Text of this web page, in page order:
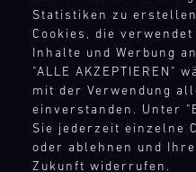
zu
reagieren.
Unser
ganze
Jahr
aufgebaut,
um
überall
auf
der
Welt
flexibel
auf
Bild
Mit
unseren
Ersatzteil-
LKWs
haben
wir
eine
12.08.
13.08.
Porsche
Track
Experience
GT
Statistiken zu
Cookies, die
Inhalte und Werbung
"ALLE AKZEPTIEREN"
mit der Verwendung
einverstanden. Unter
Sie jederzeit einzelne
oder ablehnen und
Zukunft widerrufen.
Impressum
Compliance
Hinweisgebersystem
Menschenrechte
Teilnahmebedingungen
KONTAKTPUNKTE